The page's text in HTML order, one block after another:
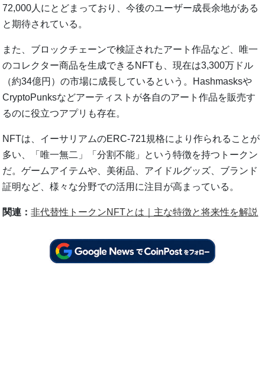
72,000人にとどまっており、今後のユーザー成長余地がある
と期待されている。
また、ブロックチェーンで検証されたアート作品など、唯一
のコレクター商品を生成できるNFTも、現在は3,300万ドル
（約34億円）の市場に成長しているという。Hashmasksや
CryptoPunksなどアーティストが各自のアート作品を販売す
るのに役立つアプリも存在。
NFTは、イーサリアムのERC-721規格により作られることが
多い、「唯一無二」「分割不能」という特徴を持つトークン
だ。ゲームアイテムや、美術品、アイドルグッズ、ブランド
証明など、様々な分野での活用に注目が高まっている。
関連：非代替性トークンNFTとは｜主な特徴と将来性を解説